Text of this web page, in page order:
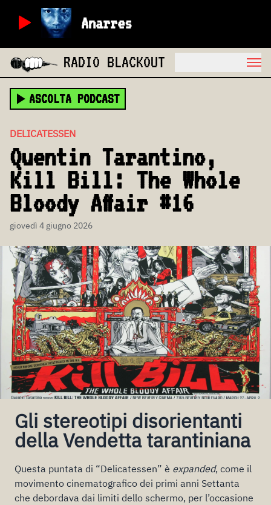
Anarres
RADIO BLACKOUT
ASCOLTA PODCAST
DELICATESSEN
Quentin Tarantino,
Kill Bill: The Whole
Bloody Affair #16
giovedì 4 giugno 2026
Gli stereotipi disorientanti
della Vendetta tarantiniana
Questa puntata di “Delicatessen” è expanded, come il
movimento cinematografico dei primi anni Settanta
che debordava dai limiti dello schermo, per l’occasione